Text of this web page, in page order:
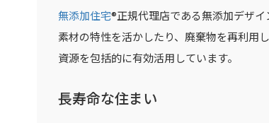
無添加住宅®正規代理店である無添加デザ
素材の特性を活かしたり、廃棄物を再利用し
資源を包括的に有効活用しています。
長寿命な住まい